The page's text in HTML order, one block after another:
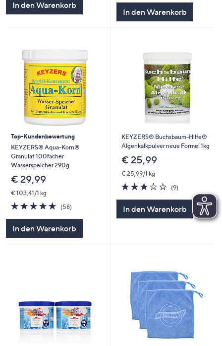
In den Warenkorb
In den Warenkorb
Top-Kundenbewertung
KEYZERS® Aqua-Korn®
Granulat 100facher
Wasserspeicher 290g
€ 29,99
€ 103,41/1 kg
4.8
von
(58)58
In den Warenkorb
KEYZERS® Buchsbaum-Hilfe®
Algenkalkpulver neue Formel 1kg
€ 25,99
€ 25,99/1 kg
3.0
von
(9)9
Bewertungen
In den Warenkorb